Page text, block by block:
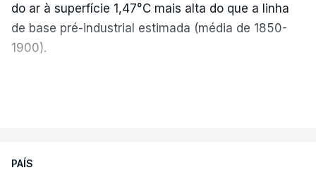
do ar à superfície 1,47°C mais alta do que a linha
de base pré-industrial estimada (média de 1850-
1900).
excecional de calor extremo neste verão.
PAÍS